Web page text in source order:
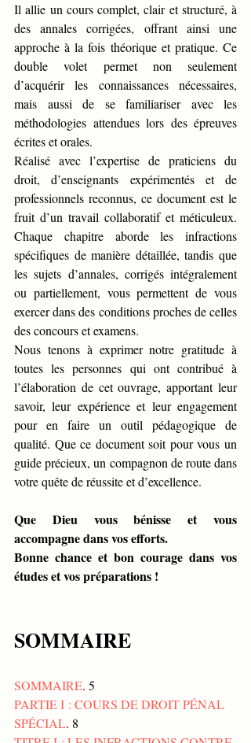
Il allie un cours complet, clair et structuré, à
des annales corrigées, offrant ainsi une
approche à la fois théorique et pratique. Ce
double volet permet non seulement
d’acquérir les connaissances nécessaires,
mais aussi de se familiariser avec les
méthodologies attendues lors des épreuves
écrites et orales.
Réalisé avec l’expertise de praticiens du
droit, d’enseignants expérimentés et de
professionnels reconnus, ce document est le
fruit d’un travail collaboratif et méticuleux.
Chaque chapitre aborde les infractions
spécifiques de manière détaillée, tandis que
les sujets d’annales, corrigés intégralement
ou partiellement, vous permettent de vous
exercer dans des conditions proches de celles
des concours et examens.
Nous tenons à exprimer notre gratitude à
toutes les personnes qui ont contribué à
l’élaboration de cet ouvrage, apportant leur
savoir, leur expérience et leur engagement
pour en faire un outil pédagogique de
qualité. Que ce document soit pour vous un
guide précieux, un compagnon de route dans
votre quête de réussite et d’excellence.
Que Dieu vous bénisse et vous
accompagne dans vos efforts.
Bonne chance et bon courage dans vos
études et vos préparations !
SOMMAIRE
SOMMAIRE. 5
PARTIE I : COURS DE DROIT PÉNAL
SPÉCIAL. 8